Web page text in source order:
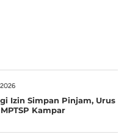
Izin Simpan Pinjam, Urus
Kampar